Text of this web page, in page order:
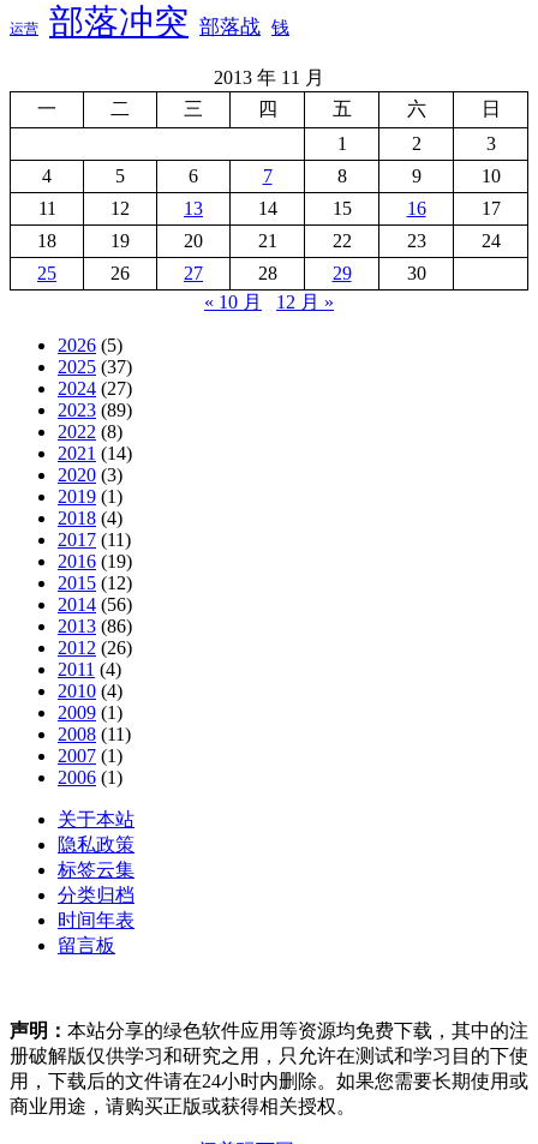
运营 部落冲突 部落战 钱
2013 年 11 月
一
二 三 四 五 六
日
1
2
3
4
5 6 7 8 9
10
11
12 13 14 15 16
17
18
19 20 21 22 23
24
25
26 27 28 29
30
« 10 月
12 月 »
2026 (5)
2025 (37)
2024 (27)
2023 (89)
2022 (8)
2021 (14)
2020 (3)
2019 (1)
2018 (4)
2017 (11)
2016 (19)
2015 (12)
2014 (56)
2013 (86)
2012 (26)
2011 (4)
2010 (4)
2009 (1)
2008 (11)
2007 (1)
2006 (1)
关于本站
隐私政策
标签云集
分类归档
时间年表
留言板
声明： 本站分享的绿色软件应用等资源均免费下载，其中的注
册破解版仅供学习和研究之用，只允许在测试和学习目的下使
用，下载后的文件请在24小时内删除。如果您需要长期使用或
商业用途，请购买正版或获得相关授权。